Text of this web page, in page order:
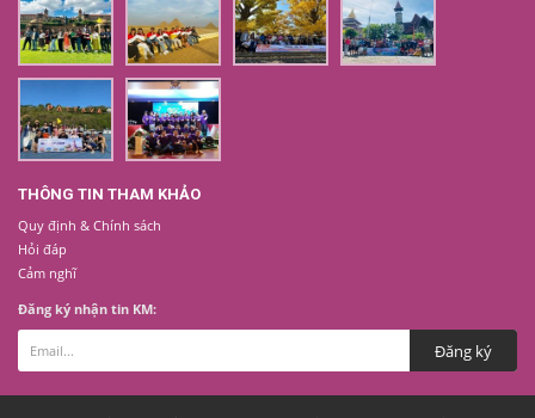
THÔNG TIN THAM KHẢO
Quy định & Chính sách
Hỏi đáp
Cảm nghĩ
Đăng ký nhận tin KM: